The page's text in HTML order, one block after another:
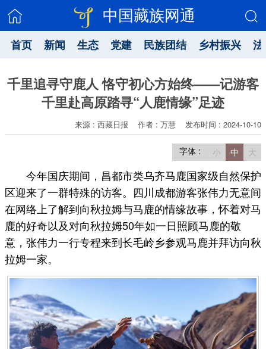
中国藏族网通
首页 新闻 生态 党建 民族团结 乡村振兴
千里追寻守鹿人 恪守初心方始终——记游客
千里赴高原踏寻“人鹿情缘”足迹
来源 : 西藏日报 作者 : 万慧 发布时间 : 2024-10-10
字体 : 小 中 大
今年国庆期间，昌都市类乌齐马鹿国家级自然保护
区迎来了一群特殊的访客。四川成都游客张伟力无意间
在网络上了解到向秋拉姆与马鹿的情缘故事，怀着对马
鹿的好奇以及对向秋拉姆50年如一日照顾马鹿的敬
意，张伟力一行专程来到长毛岭乡参观马鹿并拜访向秋
拉姆一家。